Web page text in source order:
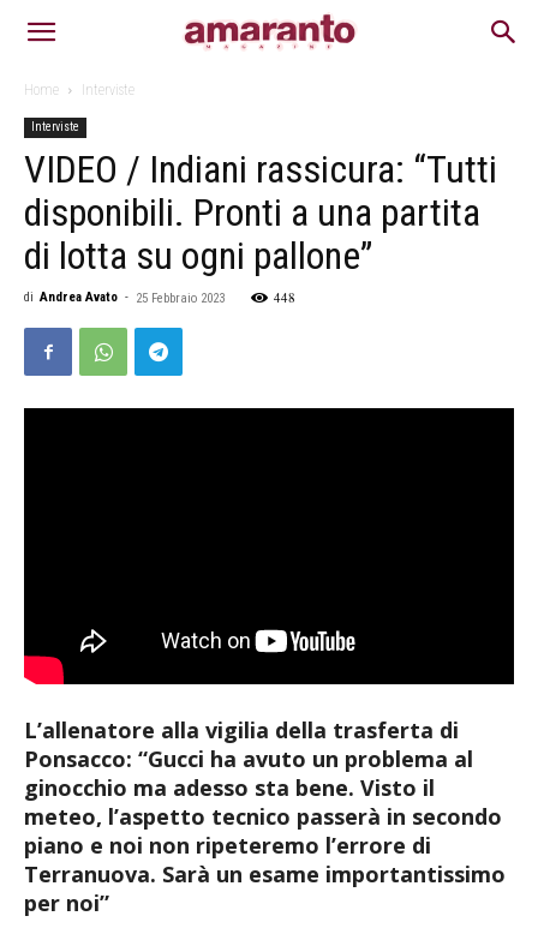
Home Interviste
Interviste
VIDEO / Indiani rassicura: “Tutti
disponibili. Pronti a una partita
di lotta su ogni pallone”
di Andrea Avato - 25 Febbraio 2023 448
L’allenatore alla vigilia della trasferta di
Ponsacco: “Gucci ha avuto un problema al
ginocchio ma adesso sta bene. Visto il
meteo, l’aspetto tecnico passerà in secondo
piano e noi non ripeteremo l’errore di
Terranuova. Sarà un esame importantissimo
per noi”